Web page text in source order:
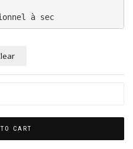
à sec
CART